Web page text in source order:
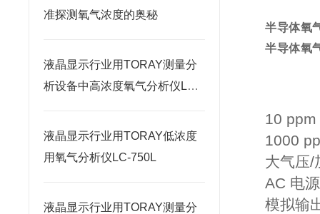
准探测氧气浓度的奥秘
液晶显示行业用TORAY测量分
析设备中高浓度氧气分析仪LC-
液晶显示行业用TORAY低浓度
用氧气分析仪LC-750L
液晶显示行业用TORAY测量分
半导体氧
半导体氧
10
1000
大气压/
AC 电源
模拟输